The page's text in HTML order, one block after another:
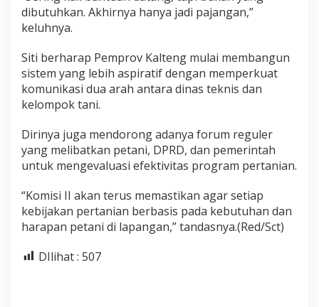
dibutuhkan. Akhirnya hanya jadi pajangan,”
keluhnya.
Siti berharap Pemprov Kalteng mulai membangun
sistem yang lebih aspiratif dengan memperkuat
komunikasi dua arah antara dinas teknis dan
kelompok tani.
Dirinya juga mendorong adanya forum reguler
yang melibatkan petani, DPRD, dan pemerintah
untuk mengevaluasi efektivitas program pertanian.
“Komisi II akan terus memastikan agar setiap
kebijakan pertanian berbasis pada kebutuhan dan
harapan petani di lapangan,” tandasnya.(Red/Sct)
DIlihat : 507